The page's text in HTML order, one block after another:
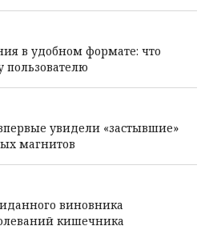
в удобном формате: что
увидели «застывшие»
магнитов
виновника
кишечника